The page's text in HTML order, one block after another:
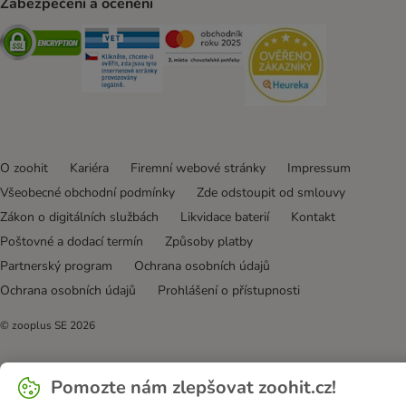
Security Security Security
O zoohit Kariéra Firemní webové stránky
Impressum
Všeobecné obchodní podmínky
Zde odstoupit od smlouvy
Zákon o digitálních službách
Likvidace baterií
Kontakt
Poštovné a dodací termín
Způsoby platby
Partnerský program
Ochrana osobních údajů
Ochrana osobních údajů
Prohlášení o přístupnosti
© zooplus SE 2026
Pomozte nám zlepšovat zoohit.cz!